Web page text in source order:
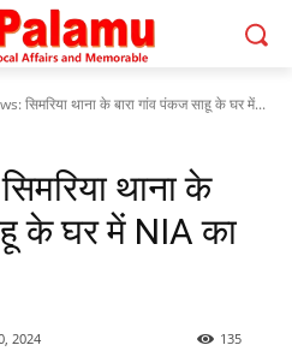
सिमरिया थाना के बारा गांव पंकज साहू के घर में...
थाना के
के घर में NIA का
2024 135